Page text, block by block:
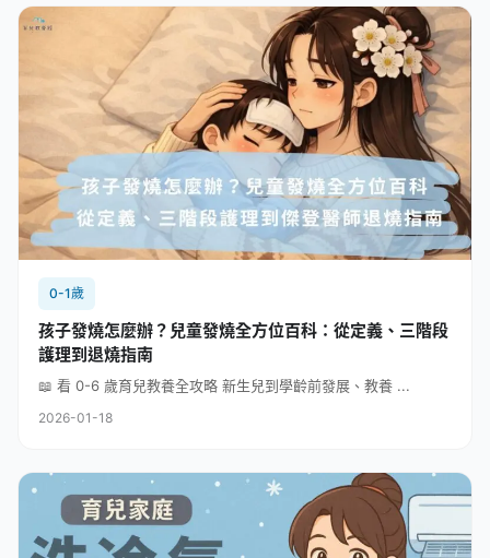
0-1歲
孩子發燒怎麼辦？兒童發燒全方位百科：從定義、三階段
護理到退燒指南
📖 看 0-6 歲育兒教養全攻略 新生兒到學齡前發展、教養 ...
2026-01-18